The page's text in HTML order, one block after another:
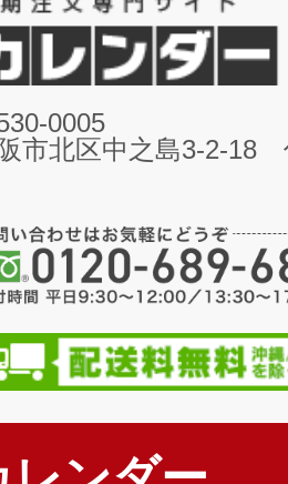
0005
市北区中之島3-2-18